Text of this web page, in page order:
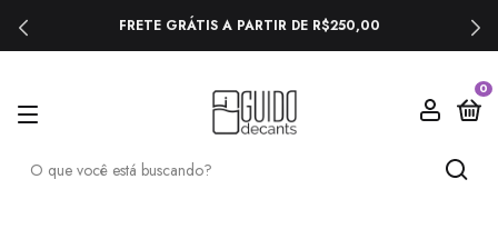
FRETE GRÁTIS A PARTIR DE R$250,00
0